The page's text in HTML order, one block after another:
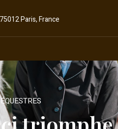
Paris, France